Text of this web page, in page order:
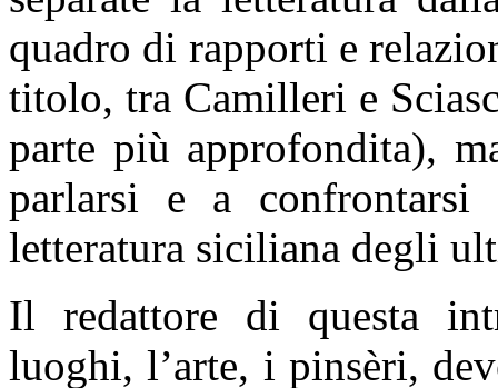
quadro di rapporti e
titolo, tra Camilleri e
parte più approfondita),
parlarsi e a
letteratura siciliana degli
Il redattore di questa
luoghi, l’arte, i pinsèri,